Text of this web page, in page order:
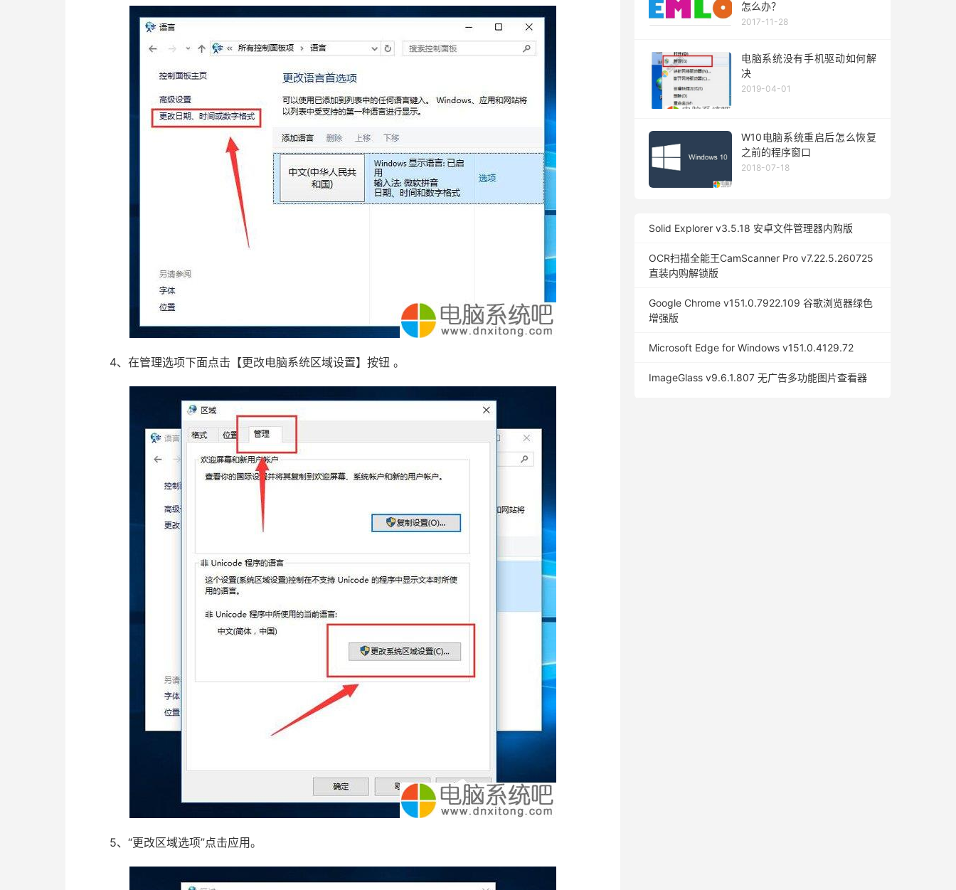
4、在管理选项下面点击【更改电脑系统区域设置】按钮 。
5、“更改区域选项”点击应用。
怎么办？
2017-11-28
电脑系统没有手机驱动如何解
决
2019-04-01
W10电脑系统重启后怎么恢复
之前的程序窗口
2018-07-18
Solid Explorer v3.5.18 安卓文件管理器内购版
OCR扫描全能王CamScanner Pro v7.22.5.260725
直装内购解锁版
Google Chrome v151.0.7922.109 谷歌浏览器绿色
增强版
Microsoft Edge for Windows v151.0.4129.72
ImageGlass v9.6.1.807 无广告多功能图片查看器